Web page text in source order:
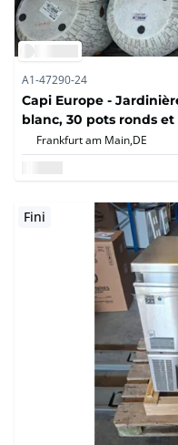
A1-47290-24
Capi Europe -
blanc, 30 pots ronds et
Frankfurt am Main,DE
Fini